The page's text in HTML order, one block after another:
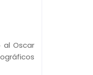
al Oscar